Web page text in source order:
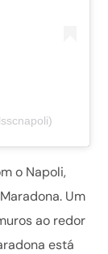
o Napoli,
Um
ao redor
está